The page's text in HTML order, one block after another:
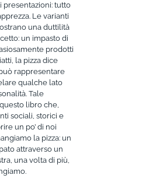
presentazioni: tutto
Le varianti
una duttilità
un impasto di
prodotti
la pizza dice
rappresentare
qualche lato
Tale
libro che,
sociali, storici e
un po’ di noi
la pizza: un
attraverso un
una volta di più,